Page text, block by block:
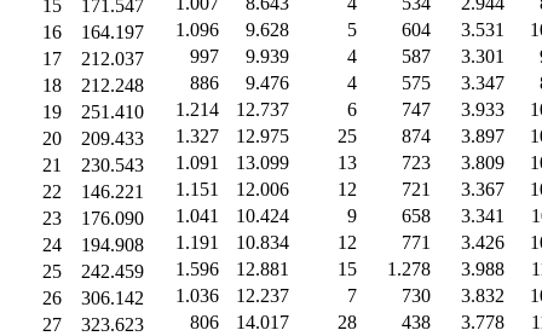
15
171.547
16
164.197
17
212.037
18
212.248
19
251.410
20
209.433
21
230.543
22
146.221
23
176.090
24
194.908
25
242.459
26
306.142
27
323.623
1.096
997
886
1.214
1.327
1.091
1.151
1.041
1.191
1.596
1.036
806
9.628
9.939
9.476
12.737
12.975
13.099
12.006
10.424
10.834
12.881
12.237
14.017
5
4
4
6
25
13
12
9
12
15
7
28
604
587
575
747
874
723
721
658
771
1.278
730
438
3.531
3.301
3.347
3.933
3.897
3.809
3.367
3.341
3.426
3.988
3.832
3.778